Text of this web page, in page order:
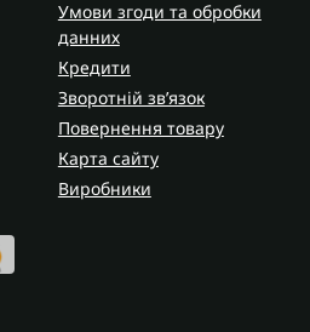
Умови згоди та обробки
данних
Кредити
Зворотній зв’язок
Повернення товару
Карта сайту
Виробники